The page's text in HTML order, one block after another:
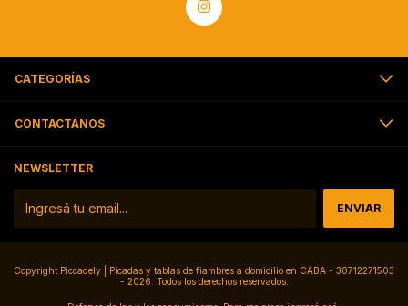
CATEGORÍAS
CONTACTÁNOS
NEWSLETTER
Copyright Piccadely | Picadas y tablas de fiambres a domicilio en CABA - 30712271503
- 2026. Todos los derechos reservados.